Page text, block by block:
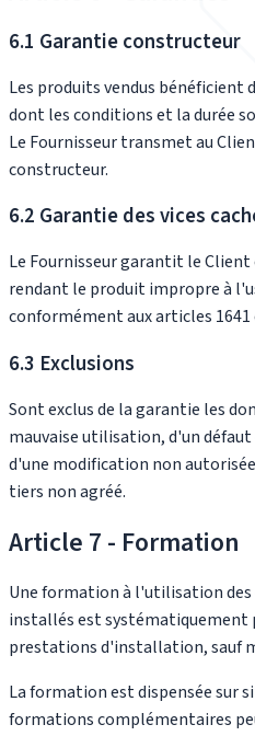
6.1 Garantie constructeur
Les produits vendus
dont les conditions et la durée
Le Fournisseur transmet au
constructeur.
6.2 Garantie des vices
Le Fournisseur garantit le
rendant le produit impropre à
conformément aux articles 1641
6.3 Exclusions
Sont exclus de la garantie les
mauvaise utilisation, d'un
d'une modification non
tiers non agréé.
Article 7 - Formation
Une formation à l'utilisation
installés est systématiquement
prestations d'installation, sauf
La formation est dispensée sur
formations complémentaires